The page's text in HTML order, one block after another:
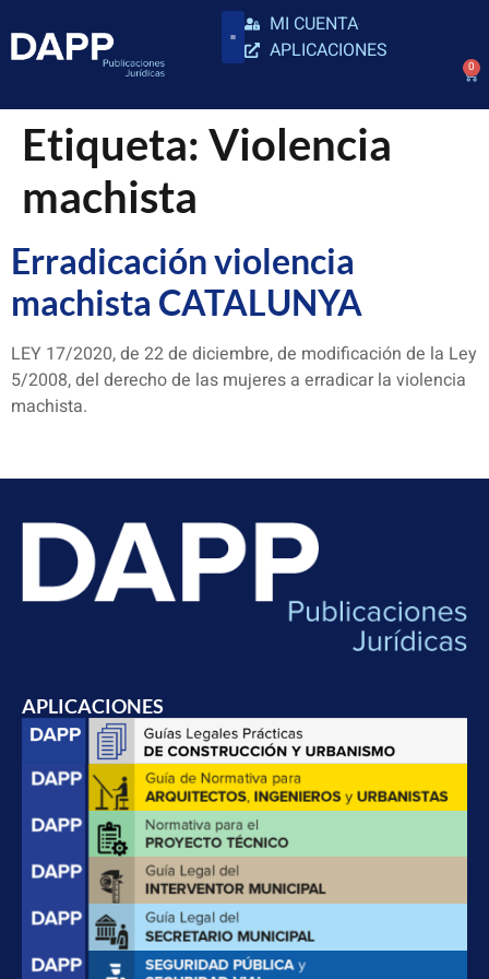
MI CUENTA
APLICACIONES
0
Etiqueta: Violencia
machista
Erradicación violencia
machista CATALUNYA
LEY 17/2020, de 22 de diciembre, de modificación de la Ley
5/2008, del derecho de las mujeres a erradicar la violencia
machista.
APLICACIONES